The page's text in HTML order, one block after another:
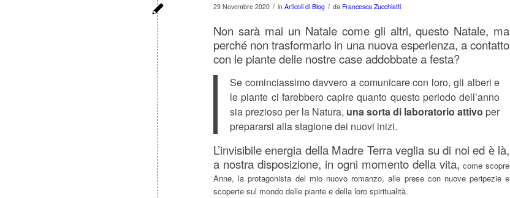
29 Novembre 2020 / in Articoli di Blog / da Francesca Zucchiatti
Non sarà mai un Natale come gli altri, questo Natale, ma
perché non trasformarlo in una nuova esperienza, a contatto
con le piante delle nostre case addobbate a festa?
Se cominciassimo davvero a comunicare con loro, gli alberi e
le piante ci farebbero capire quanto questo periodo dell’anno
sia prezioso per la Natura, una sorta di laboratorio attivo per
prepararsi alla stagione dei nuovi inizi.
L’invisibile energia della Madre Terra veglia su di noi ed è là,
a nostra disposizione, in ogni momento della vita, come scopre
Anne, la protagonista del mio nuovo romanzo, alle prese con nuove peripezie e
scoperte sul mondo delle piante e della loro spiritualità.